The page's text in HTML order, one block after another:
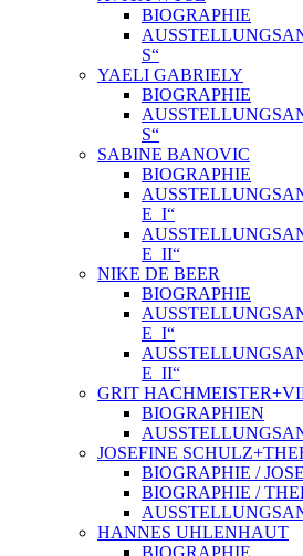
BIOGRAPHIE
S“
YAELI GABRIELY
BIOGRAPHIE
S“
SABINE BANOVIC
BIOGRAPHIE
E_I“
E_II“
NIKE DE BEER
BIOGRAPHIE
E_I“
E_II“
GRIT
BIOGRAPHIEN
JOSEFINE
BIOGRAPHIE /
BIOGRAPHIE /
HANNES UHLENHAUT
BIOGRAPHIE